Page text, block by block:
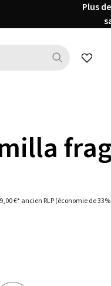
Plus
Vous
€*ancien RLP(économie de